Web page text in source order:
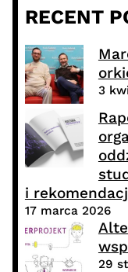
RECENT
3
i
17 marca 2026
29